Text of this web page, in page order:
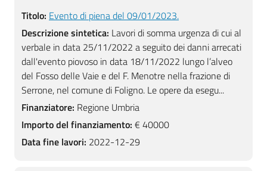
Titolo: Evento di piena del 09/01/2023.
Descrizione sintetica: Lavori di somma urgenza di cui al
verbale in data 25/11/2022 a seguito dei danni arrecati
dall'evento piovoso in data 18/11/2022 lungo l’alveo
del Fosso delle Vaie e del F. Menotre nella frazione di
Serrone, nel comune di Foligno. Le opere da esegu...
Finanziatore: Regione Umbria
Importo del finanziamento: € 40000
Data fine lavori: 2022-12-29